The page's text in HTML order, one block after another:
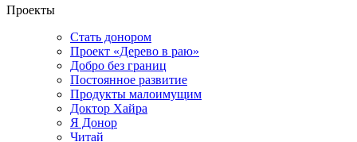
Проекты
Стать донором
Проект «Дерево в раю»
Добро без границ
Постоянное развитие
Продукты малоимущим
Доктор Хайра
Я Донор
Читай